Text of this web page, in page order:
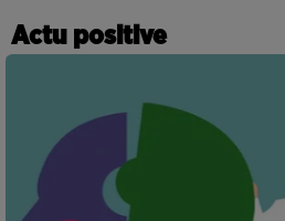
Actu positive